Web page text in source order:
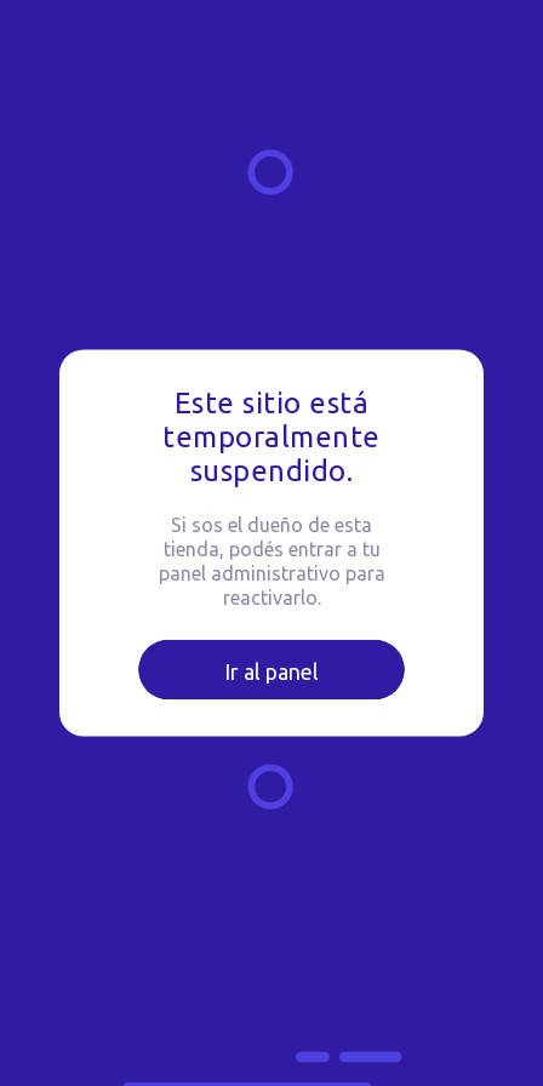
Este sitio está
temporalmente
suspendido.
Si sos el dueño de esta
tienda, podés entrar a tu
panel administrativo para
reactivarlo.
Ir al panel